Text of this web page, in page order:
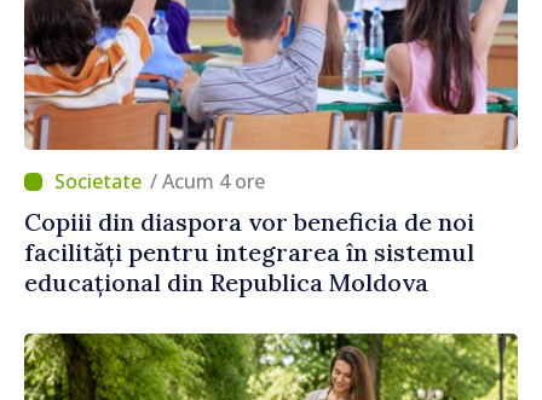
/ Acum 4 ore
Copiii din diaspora vor beneficia de noi
facilități pentru integrarea în sistemul
educațional din Republica Moldova